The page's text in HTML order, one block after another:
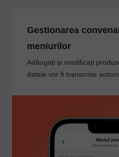
Gestionarea
meniurilor
Adăugați și modificați
datele vor fi transmise